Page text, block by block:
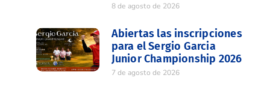
8 de agosto de 2026
Abiertas las inscripciones
para el Sergio Garcia
Junior Championship 2026
7 de agosto de 2026